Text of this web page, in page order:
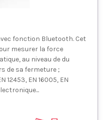
fonction Bluetooth. Cet
mesurer la force
au niveau de du
de sa fermeture ;
EN 16005, EN